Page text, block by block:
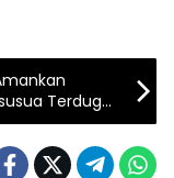
Terduga